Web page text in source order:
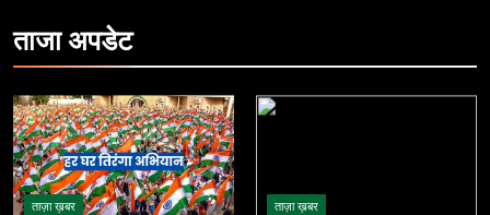
ताजाअपडेट
ताज़ा ख़बर ताज़ा ख़बर